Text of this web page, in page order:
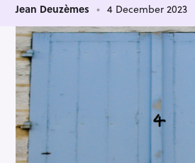
Jean Deuzèmes 4 December 2023